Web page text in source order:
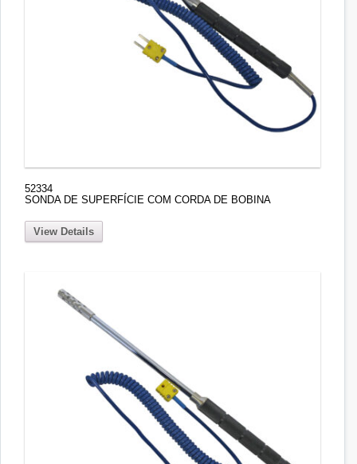
52334
SONDA DE SUPERFÍCIE COM CORDA DE BOBINA
View Details